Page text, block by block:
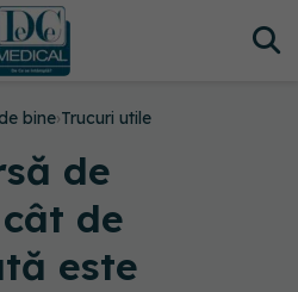
bine›Trucuri utile
de
de
este